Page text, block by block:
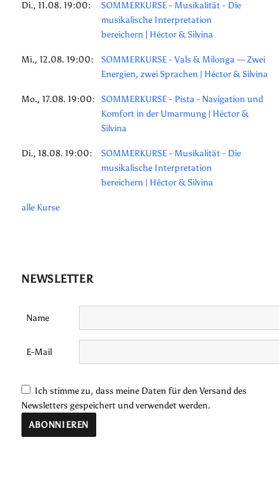
Di., 11.08. 19:00:
SOMMERKURSE - Musikalität - Die
musikalische Interpretation
bereichern | Héctor & Silvina
Mi., 12.08. 19:00:
SOMMERKURSE - Vals & Milonga — Zwei
Energien, zwei Sprachen | Héctor & Silvina
Mo., 17.08. 19:00: SOMMERKURSE - Pista - Navigation und
Komfort in der Umarmung | Héctor &
Silvina
Di., 18.08. 19:00:
SOMMERKURSE - Musikalität - Die
musikalische Interpretation
bereichern | Héctor & Silvina
alle Kurse
NEWSLETTER
Name
E-Mail
Ich stimme zu, dass meine Daten für den Versand des
Newsletters gespeichert und verwendet werden.